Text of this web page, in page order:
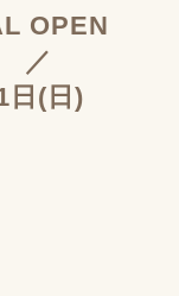
OPEN
／
日(日)